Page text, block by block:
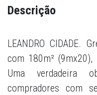
Descrição
LEANDRO CIDADE.
com 180m²
Uma verdadeira
compradores com